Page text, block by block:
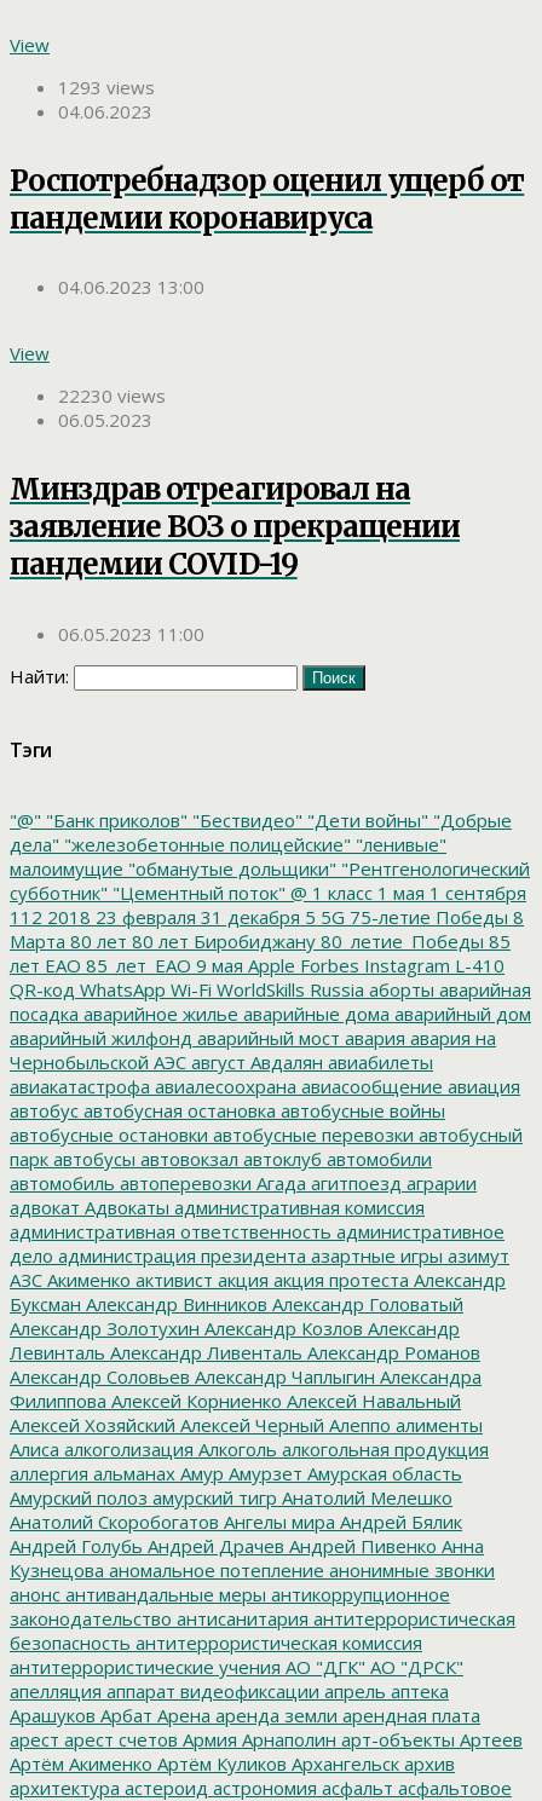
View
1293 views
04.06.2023
Роспотребнадзор оценил ущерб от
пандемии коронавируса
04.06.2023 13:00
View
22230 views
06.05.2023
Минздрав отреагировал на
заявление ВОЗ о прекращении
пандемии COVID-19
06.05.2023 11:00
Найти:
Тэги
"@" "Банк приколов" "Бествидео" "Дети войны" "Добрые
дела" "железобетонные полицейские" "ленивые"
малоимущие "обманутые дольщики" "Рентгенологический
субботник" "Цементный поток" @ 1 класс 1 мая 1 сентября
112 2018 23 февраля 31 декабря 5 5G 75-летие Победы 8
Марта 80 лет 80 лет Биробиджану 80_летие_Победы 85
лет ЕАО 85_лет_ЕАО 9 мая Apple Forbes Instagram L-410
QR-код WhatsApp Wi-Fi WorldSkills Russia аборты аварийная
посадка аварийное жилье аварийные дома аварийный дом
аварийный жилфонд аварийный мост авария авария на
Чернобыльской АЭС август Авдалян авиабилеты
авиакатастрофа авиалесоохрана авиасообщение авиация
автобус автобусная остановка автобусные войны
автобусные остановки автобусные перевозки автобусный
парк автобусы автовокзал автоклуб автомобили
автомобиль автоперевозки Агада агитпоезд аграрии
адвокат Адвокаты административная комиссия
административная ответственность административное
дело администрация президента азартные игры азимут
АЗС Акименко активист акция акция протеста Александр
Буксман Александр Винников Александр Головатый
Александр Золотухин Александр Козлов Александр
Левинталь Александр Ливенталь Александр Романов
Александр Соловьев Александр Чаплыгин Александра
Филиппова Алексей Корниенко Алексей Навальный
Алексей Хозяйский Алексей Черный Алеппо алименты
Алиса алкоголизация Алкоголь алкогольная продукция
аллергия альманах Амур Амурзет Амурская область
Амурский полоз амурский тигр Анатолий Мелешко
Анатолий Скоробогатов Ангелы мира Андрей Бялик
Андрей Голубь Андрей Драчев Андрей Пивенко Анна
Кузнецова аномальное потепление анонимные звонки
анонс антивандальные меры антикоррупционное
законодательство антисанитария антитеррористическая
безопасность антитеррористическая комиссия
антитеррористические учения АО "ДГК" АО "ДРСК"
апелляция аппарат видеофиксации апрель аптека
Арашуков Арбат Арена аренда земли арендная плата
арест арест счетов Армия Арнаполин арт-объекты Артеев
Артём Акименко Артём Куликов Архангельск архив
архитектура астероид астрономия асфальт асфальтовое